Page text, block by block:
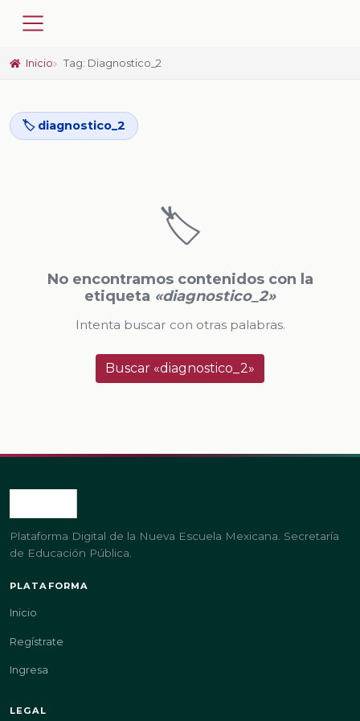
Inicio Tag: Diagnostico_2
🏷️ diagnostico_2
🏷️
No encontramos contenidos con la
etiqueta «diagnostico_2»
Intenta buscar con otras palabras.
Buscar «diagnostico_2»
Plataforma Digital de la Nueva Escuela Mexicana. Secretaría
de Educación Pública.
PLATAFORMA
Inicio
Regístrate
Ingresa
LEGAL